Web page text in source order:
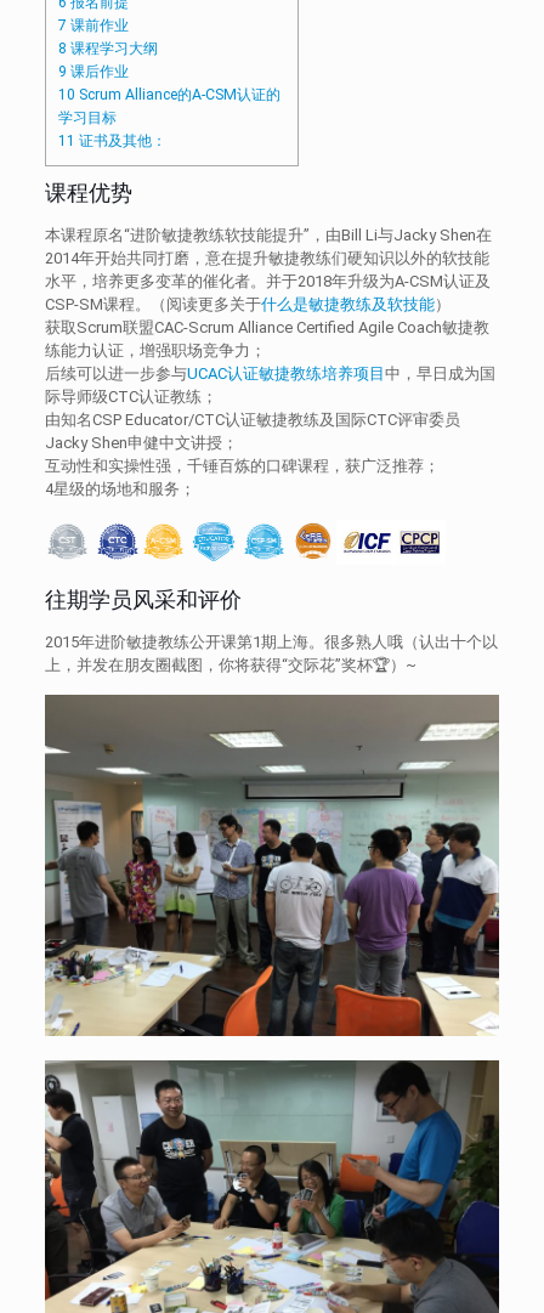
7 课前作业
8 课程学习大纲
9 课后作业
10 Scrum Alliance的A-CSM认证的
学习目标
11 证书及其他：
课程优势
本课程原名“进阶敏捷教练软技能提升”，由Bill Li与Jacky Shen在
2014年开始共同打磨，意在提升敏捷教练们硬知识以外的软技能
水平，培养更多变革的催化者。并于2018年升级为A-CSM认证及
CSP-SM课程。（阅读更多关于什么是敏捷教练及软技能）
获取Scrum联盟CAC-Scrum Alliance Certified Agile Coach敏捷教
练能力认证，增强职场竞争力；
后续可以进一步参与UCAC认证敏捷教练培养项目 中，早日成为国
际导师级CTC认证教练；
由知名CSP Educator/CTC认证敏捷教练及国际CTC评审委员
Jacky Shen申健中文讲授；
互动性和实操性强，千锤百炼的口碑课程，获广泛推荐；
4星级的场地和服务；
往期学员风采和评价
2015年进阶敏捷教练公开课第1期上海。很多熟人哦（认出十个以
上，并发在朋友圈截图，你将获得“交际花”奖杯🏆）~